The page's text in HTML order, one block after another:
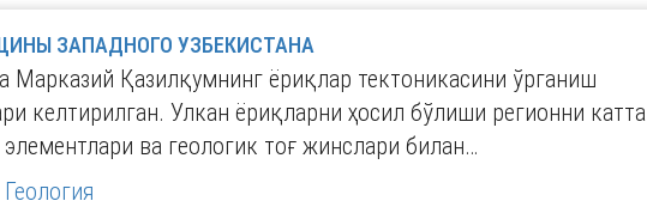
ЗАПАДНОГО УЗБЕКИСТАНА
Марказий Қазилқумнинг ёриқлар тектоникасини ўрганиш
келтирилган. Улкан ёриқларни ҳосил бўлиши регионни катта
элементлари ва геологик тоғ жинслари билан…
Геология